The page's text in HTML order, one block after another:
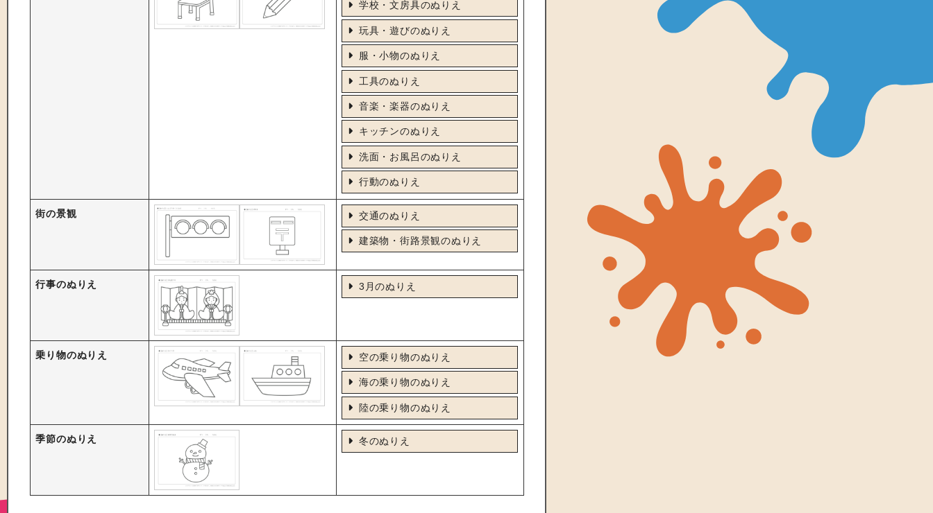
学校・文房具のぬりえ
玩具・遊びのぬりえ
服・小物のぬりえ
工具のぬりえ
音楽・楽器のぬりえ
キッチンのぬりえ
洗面・お風呂のぬりえ
行動のぬりえ
街の景観 交通のぬりえ
建築物・街路景観のぬりえ
行事のぬりえ 3月のぬりえ
乗り物のぬりえ 空の乗り物のぬりえ
海の乗り物のぬりえ
陸の乗り物のぬりえ
季節のぬりえ 冬のぬりえ